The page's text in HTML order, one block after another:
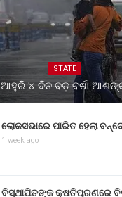
STATE
ଆହୁରି ୪ ଦିନ ବଡ଼ ବର୍ଷା
ଲୋକସଭାରେ ପାରିତ ହେଲା
1 week ago
ବିସ୍ଥାପିତଙ୍କ କ୍ଷତିପୂରଣରେ